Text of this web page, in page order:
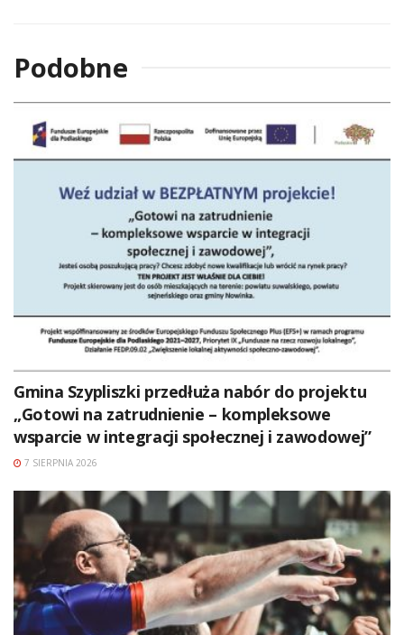
Podobne
Gmina Szypliszki przedłuża nabór do projektu
„Gotowi na zatrudnienie – kompleksowe
wsparcie w integracji społecznej i zawodowej”
7 SIERPNIA 2026